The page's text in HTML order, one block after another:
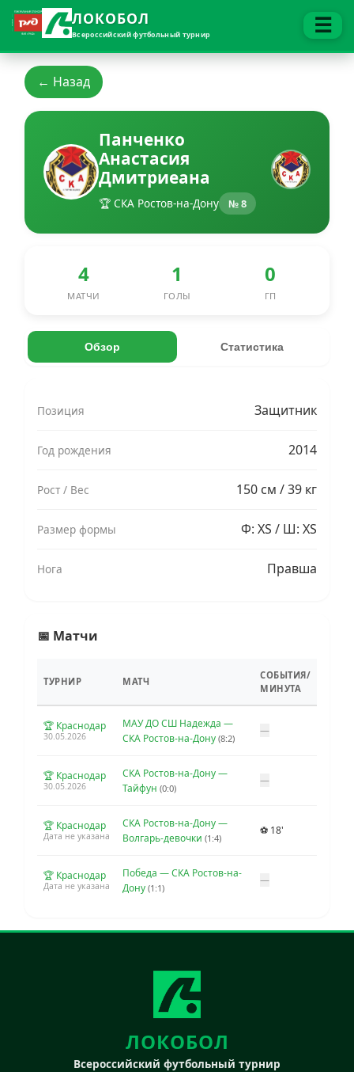
ЛОКОБОЛ
Всероссийский футбольный турнир ☰
← Назад
Панченко
Анастасия
Дмитриеана
🏆 СКА Ростов-на-Дону № 8
4
МАТЧИ
1
ГОЛЫ
0
ГП
Обзор Статистика
Позиция Защитник
Год рождения 2014
Рост / Вес 150 см / 39 кг
Размер формы Ф: XS / Ш: XS
Нога Правша
📅 Матчи
ТУРНИР МАТЧ
СОБЫТИЯ/
МИНУТА
🏆 Краснодар
30.05.2026
МАУ ДО СШ Надежда —
СКА Ростов-на-Дону (8:2)
—
🏆 Краснодар
30.05.2026
СКА Ростов-на-Дону —
Тайфун (0:0)
—
🏆 Краснодар
Дата не указана
СКА Ростов-на-Дону —
Волгарь-девочки (1:4)
⚽ 18'
🏆 Краснодар
Дата не указана
Победа — СКА Ростов-на-
Дону (1:1)
—
ЛОКОБОЛ
Всероссийский футбольный турнир